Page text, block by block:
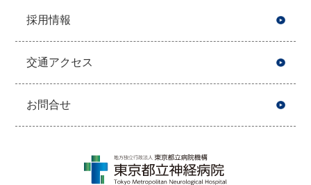
採用情報
交通アクセス
お問合せ